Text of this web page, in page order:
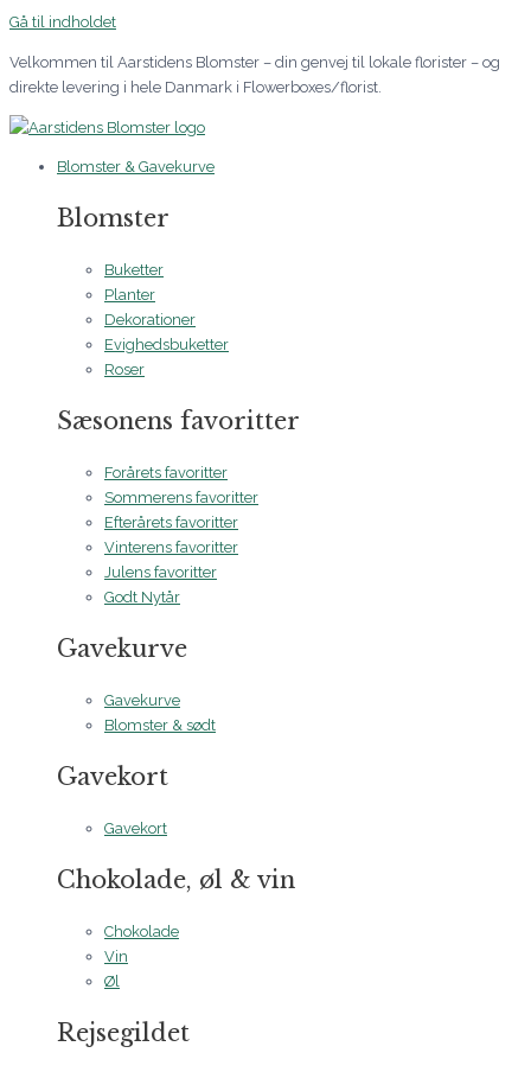
Gå til indholdet
Velkommen til Aarstidens Blomster – din genvej til lokale florister – og
direkte levering i hele Danmark i Flowerboxes/florist.
Blomster & Gavekurve
Blomster
Buketter
Planter
Dekorationer
Evighedsbuketter
Roser
Sæsonens favoritter
Forårets favoritter
Sommerens favoritter
Efterårets favoritter
Vinterens favoritter
Julens favoritter
Godt Nytår
Gavekurve
Gavekurve
Blomster & sødt
Gavekort
Gavekort
Chokolade, øl & vin
Chokolade
Vin
Øl
Rejsegildet